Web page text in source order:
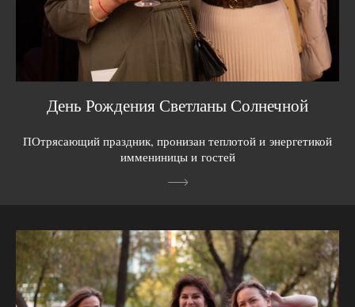
День Рождения Светланы Солнечной
ПОтрясающий праздник, пронизан теплотой и энергетикой
иммениницы и гостей